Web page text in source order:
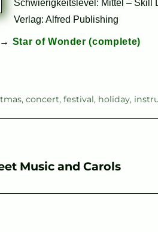
Schwierigkeitslevel: Mittel – Skill
Verlag: Alfred Publishing
Star of Wonder (complete)
, concert, festival, holiday,
Music and Carols